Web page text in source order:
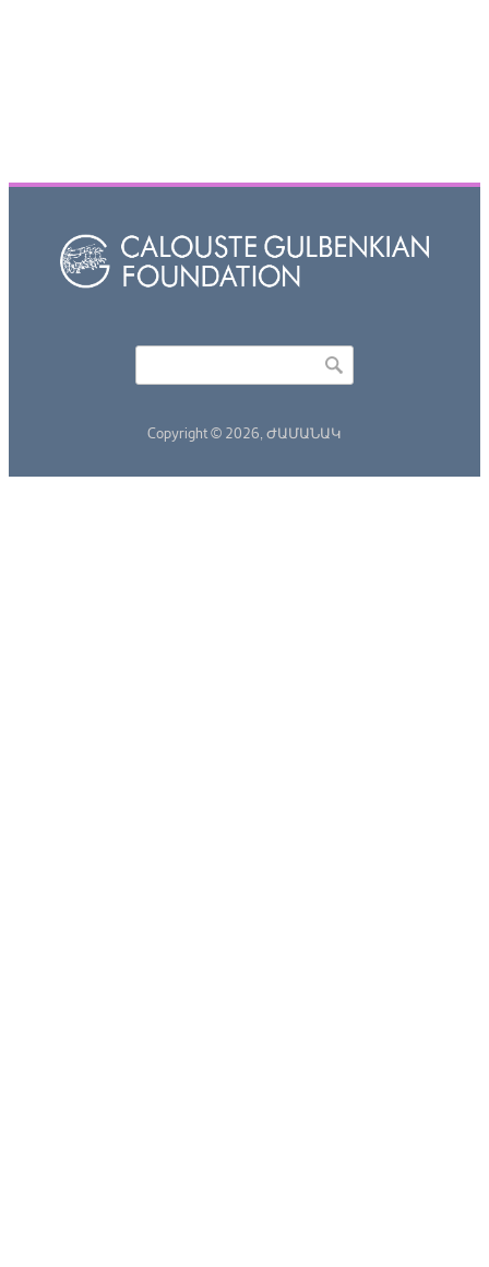
Copyright © 2026, ԺԱՄԱՆԱԿ